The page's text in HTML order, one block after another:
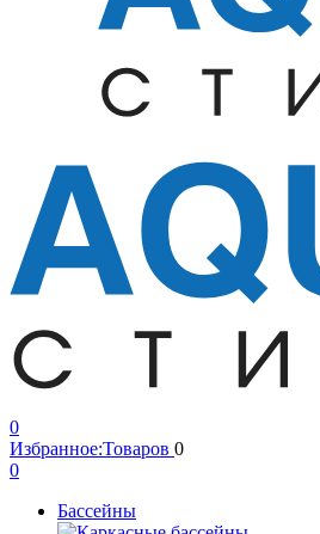
0
Избранное:Товаров 0
0
Бассейны